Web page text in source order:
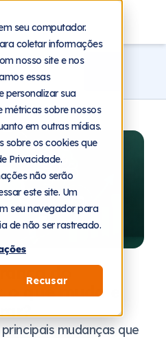
seu computador.
coletar informações
nosso site e nos
essas
personalizar sua
métricas sobre nossos
em outras mídias.
sobre os cookies que
Privacidade.
não serão
este site. Um
seu navegador para
de não ser rastreado.
Recusar
do
que muda e
mudanças que